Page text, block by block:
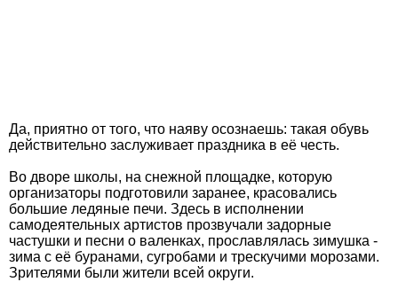
Да, приятно от того, что наяву осознаешь: такая обувь
действительно заслуживает праздника в её честь.
Во дворе школы, на снежной площадке, которую
организаторы подготовили заранее, красовались
большие ледяные печи. Здесь в исполнении
самодеятельных артистов прозвучали задорные
частушки и песни о валенках, прославлялась зимушка -
зима с её буранами, сугробами и трескучими морозами.
Зрителями были жители всей округи.